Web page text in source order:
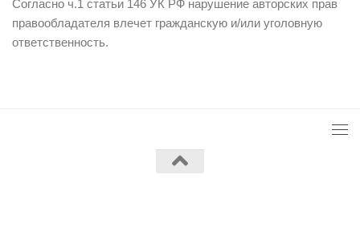
Согласно ч.1 статьи 146 УК РФ нарушение авторских прав
правообладателя влечет гражданскую и/или уголовную
ответственность.